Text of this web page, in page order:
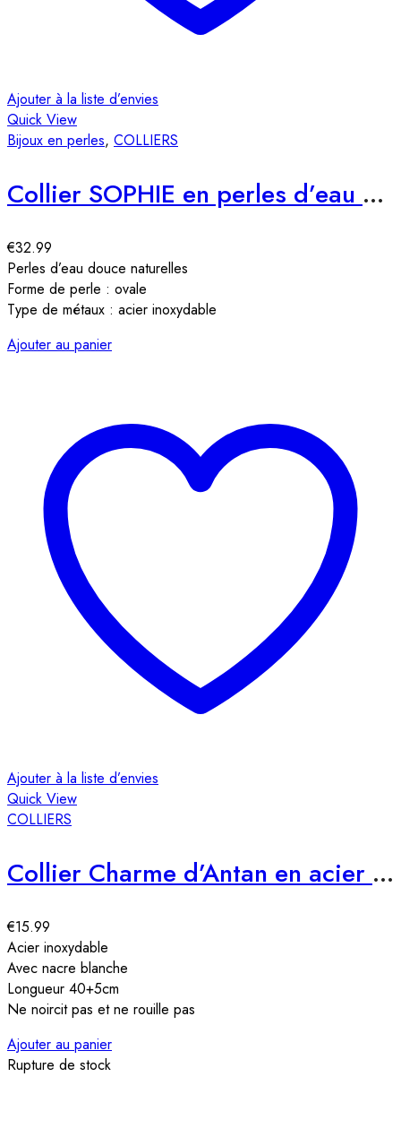
Ajouter à la liste d’envies
Quick View
Bijoux en perles, COLLIERS
Collier SOPHIE en perles d’eau douce
€32.99
Perles d’eau douce naturelles
Forme de perle : ovale
Type de métaux : acier inoxydable
Ajouter au panier
Ajouter à la liste d’envies
Quick View
COLLIERS
Collier Charme d’Antan en acier inoxydable
€15.99
Acier inoxydable
Avec nacre blanche
Longueur 40+5cm
Ne noircit pas et ne rouille pas
Ajouter au panier
Rupture de stock